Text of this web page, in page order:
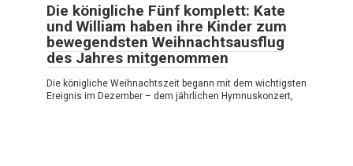
Die königliche Fünf komplett: Kate
und William haben ihre Kinder zum
bewegendsten Weihnachtsausflug
des Jahres mitgenommen
Die königliche Weihnachtszeit begann mit dem wichtigsten
Ereignis im Dezember – dem jährlichen Hymnuskonzert,